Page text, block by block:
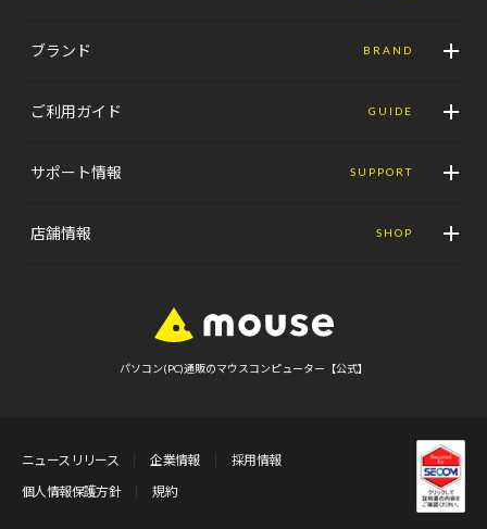
ブランド BRAND
ご利用ガイド GUIDE
サポート情報 SUPPORT
店舗情報 SHOP
パソコン(PC)通販のマウスコンピューター【公式】
ニュースリリース 企業情報
採用情報
個人情報保護方針
規約